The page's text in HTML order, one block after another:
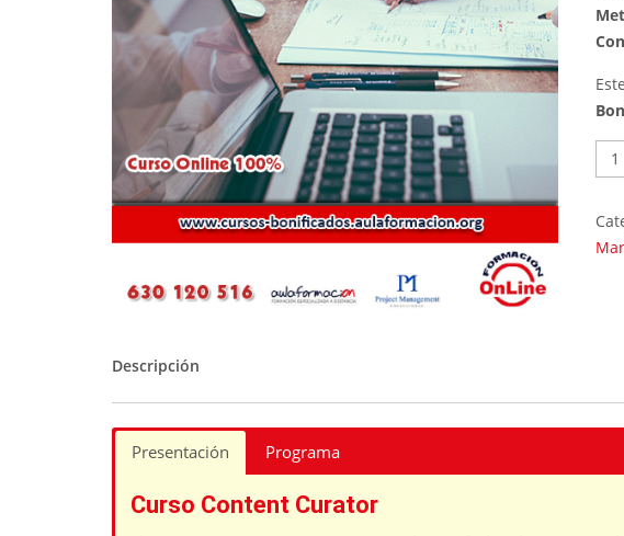
Descripción
Presentación Programa
Curso Content Curator